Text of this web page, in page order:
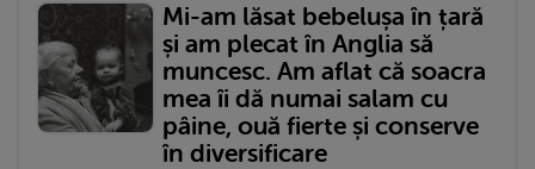
Mi-am lăsat bebelușa în țară
și am plecat în Anglia să
muncesc. Am aflat că soacra
mea îi dă numai salam cu
pâine, ouă fierte și conserve
în diversificare